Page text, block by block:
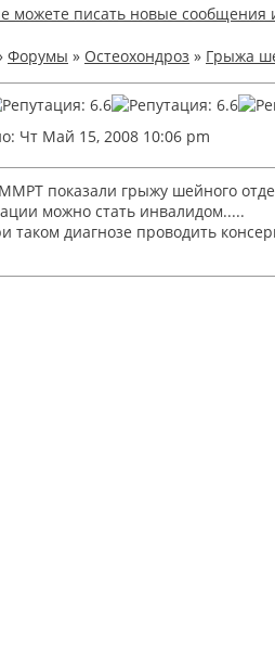
Форумы » Остеохондроз » Грыжа
Чт Май 15, 2008 10:06 pm
ММРТ показали грыжу шейного
можно стать инвалидом.....
таком диагнозе проводить